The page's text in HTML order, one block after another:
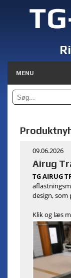
MENU
09.06.2026
Airug
TG AIRUG
design, som
Klik og læs